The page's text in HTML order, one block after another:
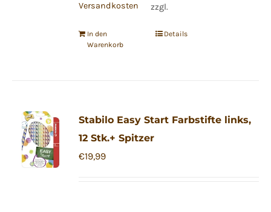
zzgl.
Versandkosten
In den
Warenkorb
Details
Stabilo Easy Start Farbstifte links,
12 Stk.+ Spitzer
€19,99